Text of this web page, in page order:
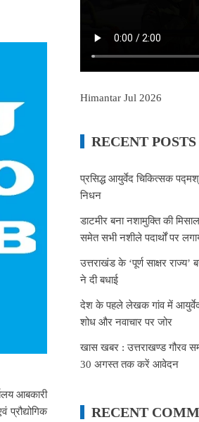
आबकारी
Himantar Jul 2026
RECENT POSTS
प्रसिद्ध आयुर्वेद चिकित्सक
निधन
डाटमीर बना नशामुक्ति की
समेत सभी नशीले पदार्थों पर
उत्तराखंड के ‘पूर्ण साक्षर राज्य’
ने दी बधाई
देश के पहले लेखक गांव में आयुर्वेद
शोध और नवाचार पर जोर
खास खबर : उत्तराखण्ड गौरव
30 अगस्त तक करें आवेदन
RECENT